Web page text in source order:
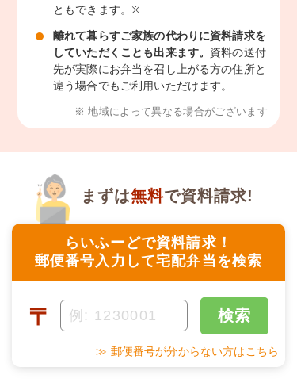
ともできます。※
離れて暮らすご家族の代わりに資料請求を
していただくことも出来ます。 資料の送付
先が実際にお弁当を召し上がる方の住所と
違う場合でもご利用いただけます。
※ 地域によって異なる場合がございます
らいふーどで資料請求！
郵便番号入力して宅配弁当を検索
まずは無料で資料請求!
〒 検索
≫ 郵便番号が分からない方はこちら